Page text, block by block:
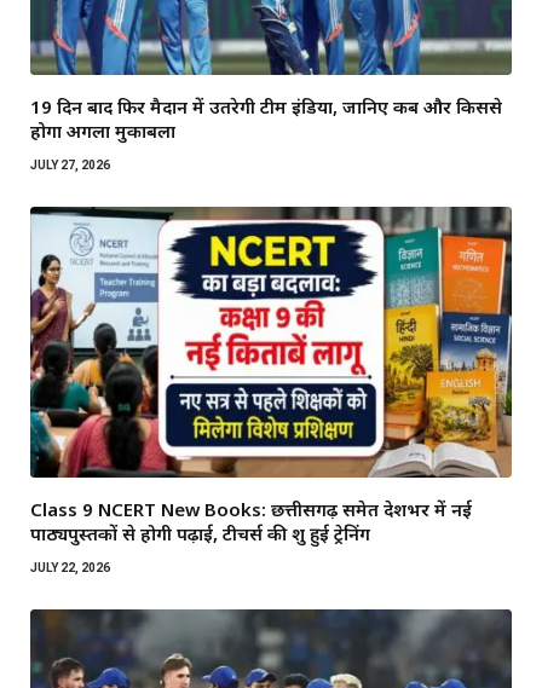
19 दिन बाद फिर मैदान में उतरेगी टीम इंडिया, जानिए कब और किससे
होगा अगला मुकाबला
JULY 27, 2026
Class 9 NCERT New Books: छत्तीसगढ़ समेत देशभर में नई
पाठ्यपुस्तकों से होगी पढ़ाई, टीचर्स की शुरू हुई ट्रेनिंग
JULY 22, 2026